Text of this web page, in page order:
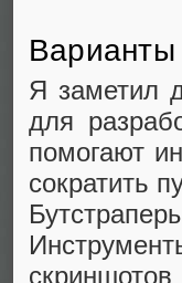
Варианты
Я заметил
для
помогают
сократить